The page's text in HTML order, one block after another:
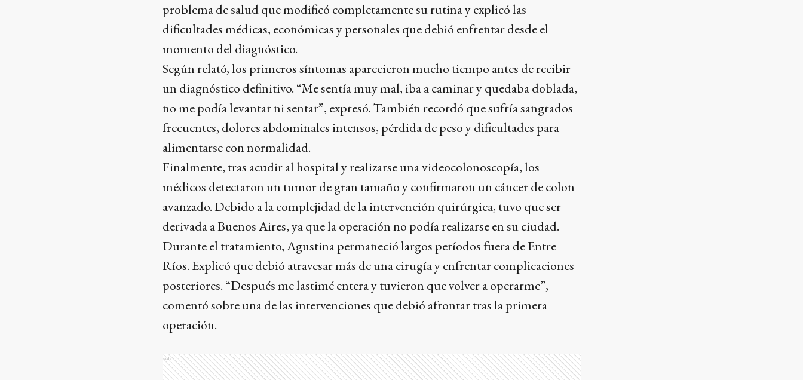
problema de salud que modificó completamente su rutina y explicó las
dificultades médicas, económicas y personales que debió enfrentar desde el
momento del diagnóstico.
Según relató, los primeros síntomas aparecieron mucho tiempo antes de recibir
un diagnóstico definitivo. “Me sentía muy mal, iba a caminar y quedaba doblada,
no me podía levantar ni sentar”, expresó. También recordó que sufría sangrados
frecuentes, dolores abdominales intensos, pérdida de peso y dificultades para
alimentarse con normalidad.
Finalmente, tras acudir al hospital y realizarse una videocolonoscopía, los
médicos detectaron un tumor de gran tamaño y confirmaron un cáncer de colon
avanzado. Debido a la complejidad de la intervención quirúrgica, tuvo que ser
derivada a Buenos Aires, ya que la operación no podía realizarse en su ciudad.
Durante el tratamiento, Agustina permaneció largos períodos fuera de Entre
Ríos. Explicó que debió atravesar más de una cirugía y enfrentar complicaciones
posteriores. “Después me lastimé entera y tuvieron que volver a operarme”,
comentó sobre una de las intervenciones que debió afrontar tras la primera
operación.
Ads